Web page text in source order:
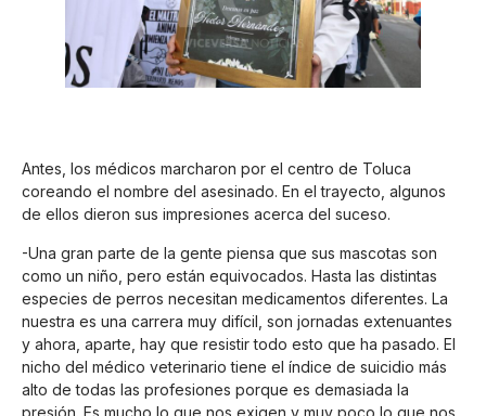
Antes, los médicos marcharon por el centro de Toluca
coreando el nombre del asesinado. En el trayecto, algunos
de ellos dieron sus impresiones acerca del suceso.
-Una gran parte de la gente piensa que sus mascotas son
como un niño, pero están equivocados. Hasta las distintas
especies de perros necesitan medicamentos diferentes. La
nuestra es una carrera muy difícil, son jornadas extenuantes
y ahora, aparte, hay que resistir todo esto que ha pasado. El
nicho del médico veterinario tiene el índice de suicidio más
alto de todas las profesiones porque es demasiada la
presión. Es mucho lo que nos exigen y muy poco lo que nos